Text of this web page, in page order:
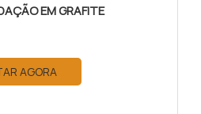
EM GRAFITE
AGORA